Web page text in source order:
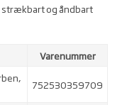
og åndbart
Varenummer
752530359709